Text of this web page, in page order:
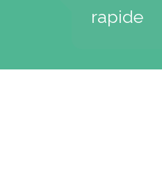
rapide